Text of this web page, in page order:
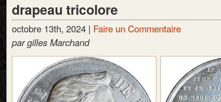
drapeau tricolore
octobre 13th, 2024 | Faire un Commentaire
par gilles Marchand